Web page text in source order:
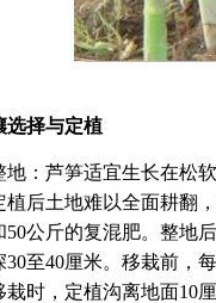
选择与定植
地：芦笋适宜生长在松
植后土地难以全面耕翻
50公斤的复混肥。整地
30至40厘米。移栽前，
栽时，定植沟离地面10